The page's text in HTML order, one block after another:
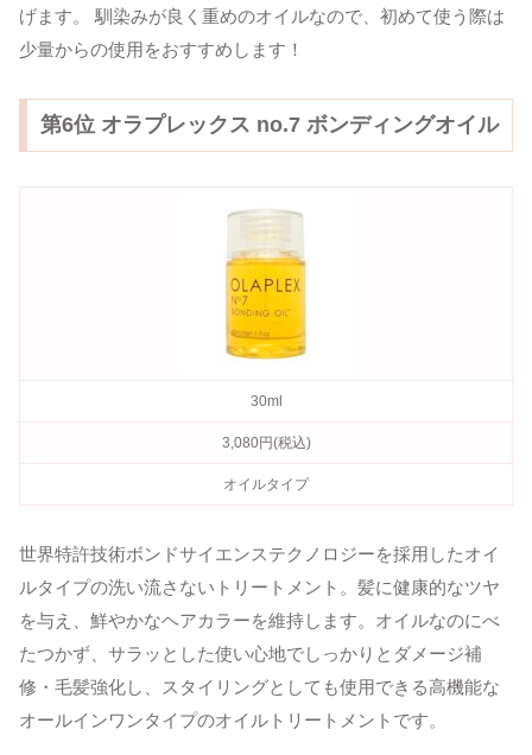
げます。 馴染みが良く重めのオイルなので、初めて使う際は
少量からの使用をおすすめします！
第6位 オラプレックス no.7 ボンディングオイル
30ml
3,080円(税込)
オイルタイプ
世界特許技術ボンドサイエンステクノロジーを採用したオイ
ルタイプの洗い流さないトリートメント。髪に健康的なツヤ
を与え、鮮やかなヘアカラーを維持します。オイルなのにべ
たつかず、サラッとした使い心地でしっかりとダメージ補
修・毛髪強化し、スタイリングとしても使用できる高機能な
オールインワンタイプのオイルトリートメントです。